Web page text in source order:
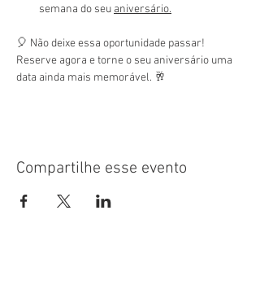
semana do seu aniversário.
🎈 Não deixe essa oportunidade passar!
Reserve agora e torne o seu aniversário uma
data ainda mais memorável. 🥂
Compartilhe esse evento